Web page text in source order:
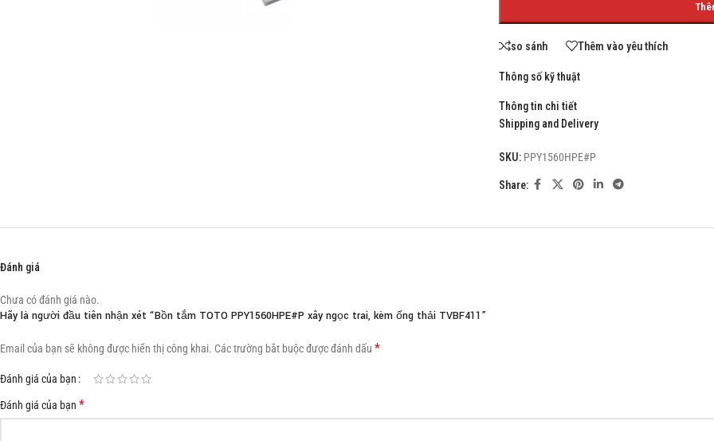
Hidden sidebar
No page heading
Small categories menu
Products list view
With background
Category description
Header overlap
so sánh Thêm vào yêu thích
Thông số kỹ thuật
Thông tin chi tiết
Shipping and Delivery
SKU: PPY1560HPE#P
Share:
Đánh giá
Chưa có đánh giá nào.
Hãy là người đầu tiên nhận xét “Bồn tắm TOTO PPY1560HPE#P xây ngọc trai, kèm ống thải TVBF411”
Email của bạn sẽ không được hiển thị công khai. Các trường bắt buộc được đánh dấu *
Đánh giá của bạn
Đánh giá của bạn *